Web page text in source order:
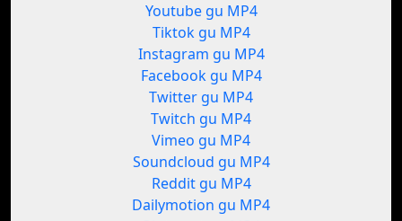
Youtube gu MP4
Tiktok gu MP4
Instagram gu MP4
Facebook gu MP4
Twitter gu MP4
Twitch gu MP4
Vimeo gu MP4
Soundcloud gu MP4
Reddit gu MP4
Dailymotion gu MP4